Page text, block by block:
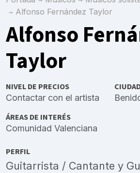
Alfonso Fernández Taylor
Alfonso
Taylor
NIVEL DE PRECIOS
Contactar con el artista
ÁREAS DE INTERÉS
Comunidad Valenciana
PERFIL
Guitarrista / Cantante y